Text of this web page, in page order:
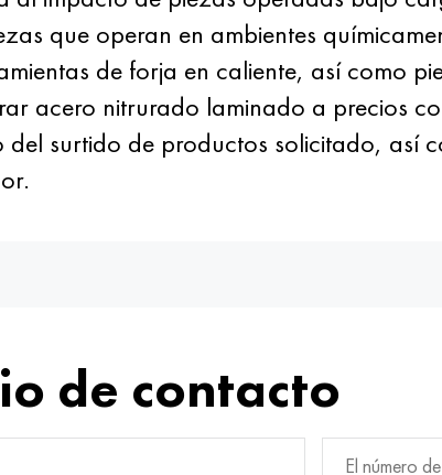
que operan en ambientes
de forja en caliente, así como
acero nitrurado laminado a precios
surtido de productos solicitado, así
de contacto